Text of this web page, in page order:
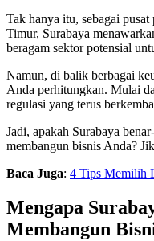
Tak hanya itu, sebagai
Timur, Surabaya
beragam sektor potensial
Namun, di balik berbagai
Anda perhitungkan. Mulai
regulasi yang terus
Jadi, apakah Surabaya
membangun bisnis Anda?
Baca Juga: 4 Tips Memilih
Mengapa
Membangun